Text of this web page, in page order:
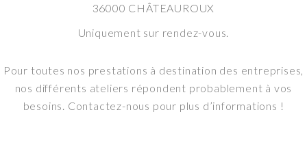
36000 CHÂTEAUROUX
Uniquement sur rendez-vous.
Pour toutes nos prestations à destination des entreprises,
nos différents ateliers répondent probablement à vos
besoins. Contactez-nous pour plus d’informations !